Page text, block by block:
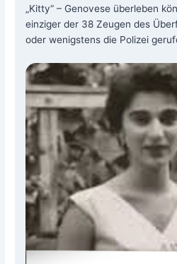
„Kit­ty“ – Geno­ve­se über­le­ben
ein­zi­ger der 38 Zeu­gen des
oder wenigs­tens die Poli­zei